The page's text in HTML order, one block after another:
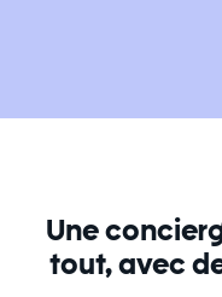
Une
tout, avec